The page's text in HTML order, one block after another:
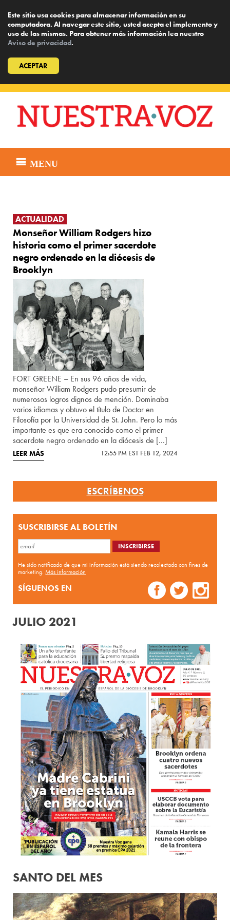
Este sitio usa cookies para almacenar información en su
computadora. Al navegar este sitio, usted acepta el implemento y
uso de las mismas. Para obtener más información lea nuestro
Aviso de privacidad.
ACEPTAR
content
MENU
ACTUALIDAD
Monseñor William Rodgers hizo
historia como el primer sacerdote
negro ordenado en la diócesis de
Brooklyn
FORT GREENE – En sus 96 años de vida,
monseñor William Rodgers pudo presumir de
numerosos logros dignos de mención. Dominaba
varios idiomas y obtuvo el título de Doctor en
Filosofía por la Universidad de St. John. Pero lo más
importante es que era conocido como el primer
sacerdote negro ordenado en la diócesis de […]
LEER MÁS 12:55 PM EST FEB 12, 2024
ESCRÍBENOS
SUSCRIBIRSE AL BOLETÍN
He sido notificado de que mi información está siendo recolectada con fines de
marketing.Más información
SÍGUENOS EN
JULIO 2021
SANTO DEL MES